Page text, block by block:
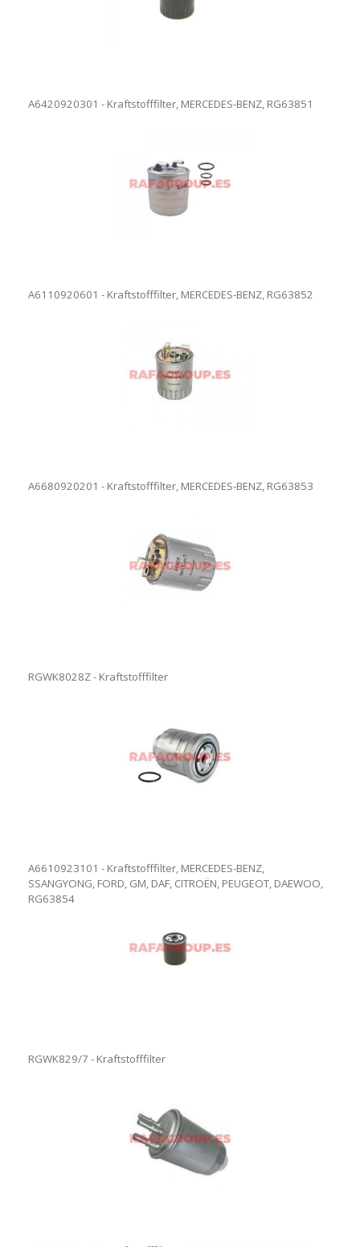
A6420920301 - Kraftstofffilter, MERCEDES-BENZ, RG63851
A6110920601 - Kraftstofffilter, MERCEDES-BENZ, RG63852
A6680920201 - Kraftstofffilter, MERCEDES-BENZ, RG63853
RGWK8028Z - Kraftstofffilter
A6610923101 - Kraftstofffilter, MERCEDES-BENZ,
SSANGYONG, FORD, GM, DAF, CITROËN, PEUGEOT, DAEWOO,
RG63854
RGWK829/7 - Kraftstofffilter